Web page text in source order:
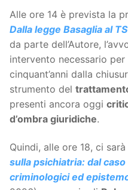
Alle ore 14 è prevista la
Dalla legge Basaglia al
da parte dell’Autore,
intervento necessario
cinquant’anni dalla
strumento del
presenti ancora oggi
d’ombra giuridiche.
Quindi, alle ore 18, ci
sulla psichiatria: dal
criminologici ed